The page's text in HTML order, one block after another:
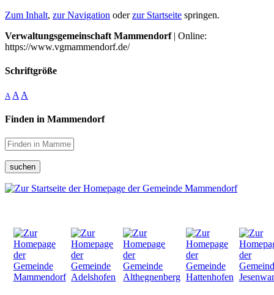
Zum Inhalt, zur Navigation oderzur Startseite springen.
Verwaltungsgemeinschaft Mammendorf| Online:
https://www.vgmammendorf.de/
Schriftgröße
A A A
Finden in Mammendorf
suchen